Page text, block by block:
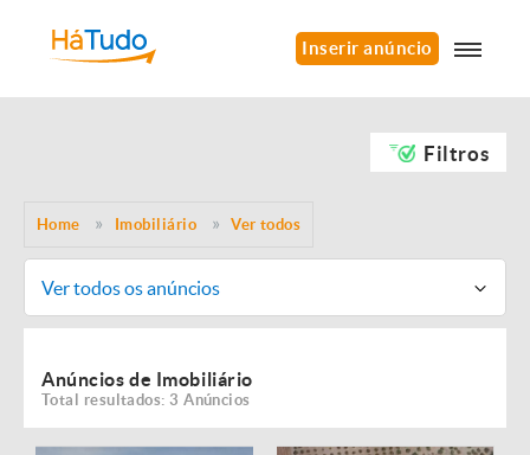
Inserir anúncio
Filtros
Home Imobiliário Ver todos
Ver todos os anúncios
Anúncios de Imobiliário
Total resultados: 3 Anúncios